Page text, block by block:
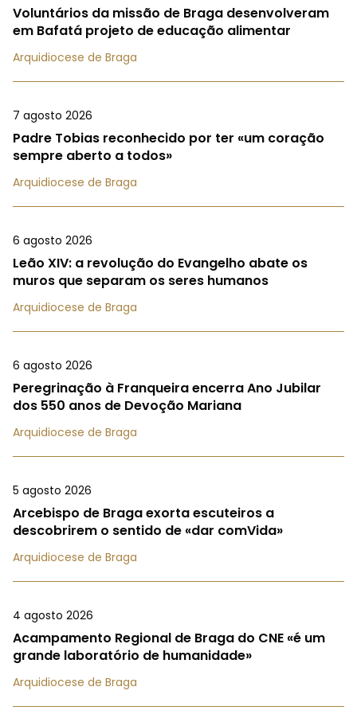
Voluntários da missão de Braga desenvolveram
em Bafatá projeto de educação alimentar
Arquidiocese de Braga
7 agosto 2026
Padre Tobias reconhecido por ter «um coração
sempre aberto a todos»
Arquidiocese de Braga
6 agosto 2026
Leão XIV: a revolução do Evangelho abate os
muros que separam os seres humanos
Arquidiocese de Braga
6 agosto 2026
Peregrinação à Franqueira encerra Ano Jubilar
dos 550 anos de Devoção Mariana
Arquidiocese de Braga
5 agosto 2026
Arcebispo de Braga exorta escuteiros a
descobrirem o sentido de «dar comVida»
Arquidiocese de Braga
4 agosto 2026
Acampamento Regional de Braga do CNE «é um
grande laboratório de humanidade»
Arquidiocese de Braga